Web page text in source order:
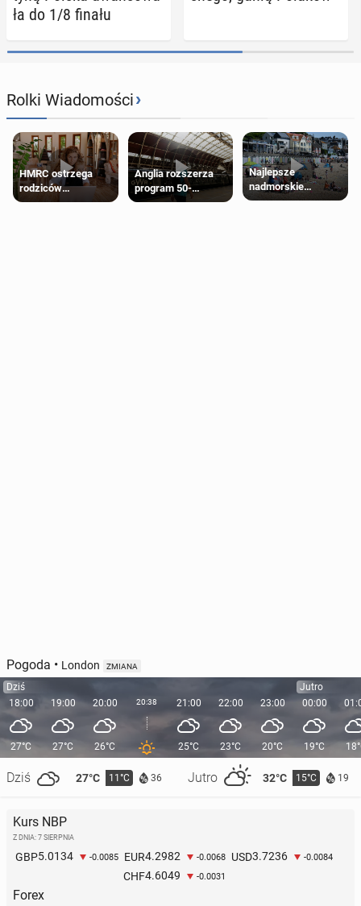
ła do 1/8 finału
Rolki Wiadomości›
HMRC ostrzega
rodziców
pobierających Child
Anglia rozszerza
program 50-
procentowych
Najlepsze
nadmorskie
miasteczko blisko
Pogoda • London ZMIANA
Dziś
18:00
27°C
Dziś 27°C 11°C 36 Jutro 32°C 15°C 19
19:00
27°C
20:00
26°C
20:38 21:00
25°C
22:00
23°C
23:00
20°C
Jutro
00:00
19°C
Kurs NBP
Z DNIA: 7 SIERPNIA
GBP5.0134 -0.0085 EUR4.2982 -0.0068 USD3.7236 -0.0084
CHF4.6049 -0.0031
Forex